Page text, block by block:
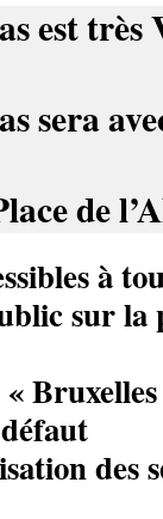
est très
sera
de
à
sur la
des